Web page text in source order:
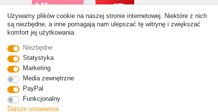
zawierają ustawę 19% VAT Ceny podstawowe zobacz szczegóły
artykułu | * Dotyczy dostaw do Polski!
Odstąp od umowy tutaj
Używamy plików cookie na naszej stronie internetowej. Niektóre z nich
są niezbędne, a inne pomagają nam ulepszać tę witrynę i zwiększać
komfort jej użytkowania.
Niezbędne
Statystyka
Marketing
Media zewnętrzne
PayPal
Funkcjonalny
Dalsze ustawienia